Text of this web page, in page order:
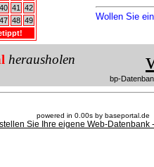
40 41
42
47 48 49
Wollen Sie
herausholen
bp-
powered in 0.00s by baseportal.de
Sie Ihre eigene Web-Datenbank